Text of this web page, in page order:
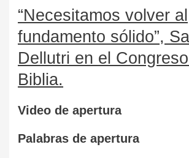
“Necesitamos volver al
fundamento sólido”,
Dellutri en el
Biblia.
Video de apertura
Palabras de apertura